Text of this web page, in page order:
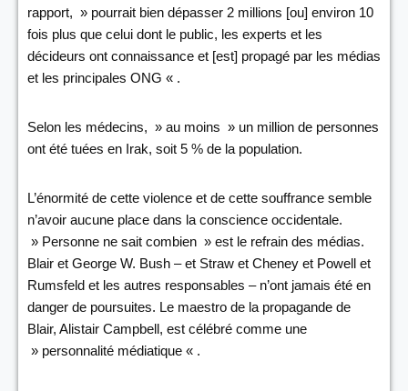
rapport, » pourrait bien dépasser 2 millions [ou] environ 10
fois plus que celui dont le public, les experts et les
décideurs ont connaissance et [est] propagé par les médias
et les principales ONG « .
Selon les médecins, » au moins » un million de personnes
ont été tuées en Irak, soit 5 % de la population.
L’énormité de cette violence et de cette souffrance semble
n’avoir aucune place dans la conscience occidentale.
» Personne ne sait combien » est le refrain des médias.
Blair et George W. Bush – et Straw et Cheney et Powell et
Rumsfeld et les autres responsables – n’ont jamais été en
danger de poursuites. Le maestro de la propagande de
Blair, Alistair Campbell, est célébré comme une
» personnalité médiatique « .